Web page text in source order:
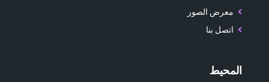
معرض الصور
اتصل بنا
المحيط